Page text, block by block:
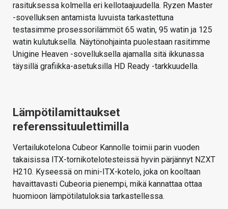
rasituksessa kolmella eri kellotaajuudella. Ryzen Master
-sovelluksen antamista luvuista tarkastettuna
testasimme prosessorilämmöt 65 watin, 95 watin ja 125
watin kulutuksella. Näytönohjainta puolestaan rasitimme
Unigine Heaven -sovelluksella ajamalla sitä ikkunassa
täysillä grafiikka-asetuksilla HD Ready -tarkkuudella.
Lämpötilamittaukset
referenssituulettimilla
Vertailukotelona Cubeor Kannolle toimii parin vuoden
takaisissa ITX-tornikotelotesteissä hyvin pärjännyt NZXT
H210. Kyseessä on mini-ITX-kotelo, joka on kooltaan
havaittavasti Cubeoria pienempi, mikä kannattaa ottaa
huomioon lämpötilatuloksia tarkastellessa.